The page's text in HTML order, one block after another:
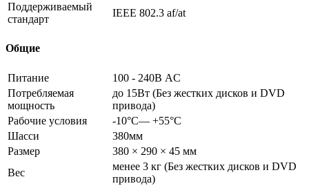
Поддерживаемый
стандарт
IEEE 802.3 af/at
Общие
Питание
100 - 240В AC
Потребляемая
мощность
до 15Вт (Без жестких дисков и DVD
привода)
Рабочие условия
-10°C— +55°C
Шасси
380мм
Размер
380 × 290 × 45 мм
Вес
менее 3 кг (Без жестких дисков и DVD
привода)